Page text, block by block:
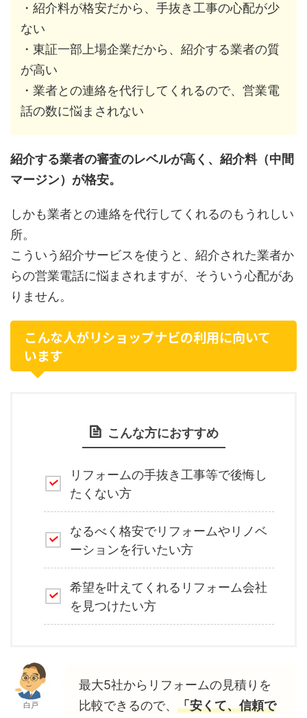
・紹介料が格安だから、手抜き工事の心配が少
ない
・東証一部上場企業だから、紹介する業者の質
が高い
・業者との連絡を代行してくれるので、営業電
話の数に悩まされない
紹介する業者の審査のレベルが高く、紹介料（中間
マージン）が格安。
しかも業者との連絡を代行してくれるのもうれしい
所。
こういう紹介サービスを使うと、紹介された業者か
らの営業電話に悩まされますが、そういう心配があ
りません。
こんな人がリショップナビの利用に向いて
います
こんな方におすすめ
リフォームの手抜き工事等で後悔し
たくない方
なるべく格安でリフォームやリノベ
ーションを行いたい方
希望を叶えてくれるリフォーム会社
を見つけたい方
白戸
最大5社からリフォームの見積りを
比較できるので、 「安くて、信頼で